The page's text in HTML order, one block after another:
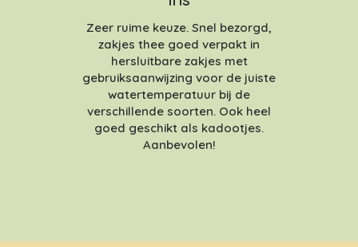
Zeer ruime keuze. Snel bezorgd,
zakjes thee goed verpakt in
hersluitbare zakjes met
gebruiksaanwijzing voor de juiste
watertemperatuur bij de
verschillende soorten. Ook heel
goed geschikt als kadootjes.
Aanbevolen!